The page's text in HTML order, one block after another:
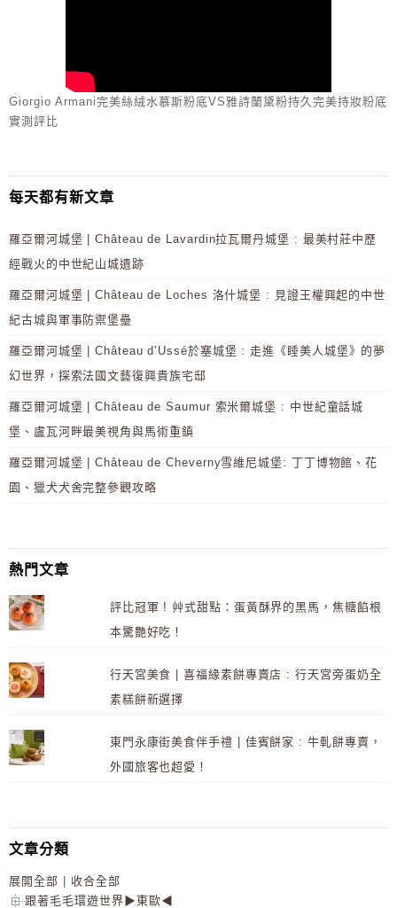
Giorgio Armani完美絲絨水慕斯粉底VS雅詩蘭黛粉持久完美持妝粉底
實測評比
每天都有新文章
羅亞爾河城堡 | Château de Lavardin拉瓦爾丹城堡 : 最美村莊中歷
經戰火的中世紀山城遺跡
羅亞爾河城堡 | Château de Loches 洛什城堡 : 見證王權興起的中世
紀古城與軍事防禦堡壘
羅亞爾河城堡 | Château d’Ussé於塞城堡 : 走進《睡美人城堡》的夢
幻世界，探索法國文藝復興貴族宅邸
羅亞爾河城堡 | Château de Saumur 索米爾城堡 : 中世紀童話城
堡、盧瓦河畔最美視角與馬術重鎮
羅亞爾河城堡 | Château de Cheverny雪維尼城堡: 丁丁博物館、花
園、獵犬犬舍完整參觀攻略
熱門文章
評比冠軍 ! 艸式甜點：蛋黃酥界的黑馬，焦糖餡根
本驚艷好吃！
行天宮美食 | 喜福緣素餅專賣店 : 行天宮旁蛋奶全
素糕餅新選擇
東門永康街美食伴手禮 | 佳賓餅家 : 牛軋餅專賣，
外國旅客也超愛！
文章分類
展開全部
收合全部
跟著毛毛環遊世界▶東歐◀